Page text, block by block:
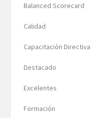
Balanced Scorecard
Calidad
Capacitación Directiva
Destacado
Excelentes
Formación